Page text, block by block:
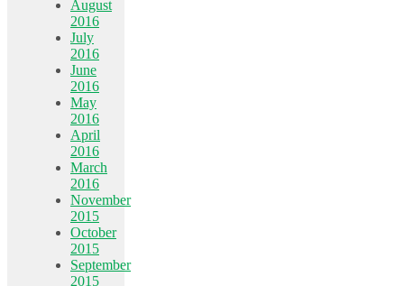
August
2016
July
2016
June
2016
May
2016
April
2016
March
2016
November
2015
October
2015
September
2015